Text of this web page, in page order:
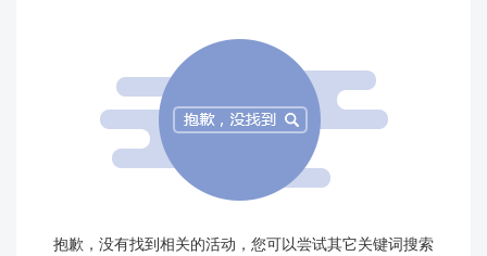
抱歉，没有找到相关的活动，您可以尝试其它关键词搜索